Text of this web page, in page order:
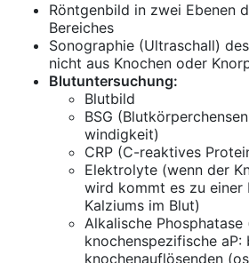
Röntgenbild in zwei Ebenen
Bereiches
Sonographie (Ultraschall)
nicht aus Knochen oder
Blutuntersuchung:
Blutbild
BSG
windigkeit)
CRP (C-reaktives
Elektrolyte (wenn der
wird kommt es zu einer
Kalziums im Blut)
Alkalische Phosphatase
knochenspezifische aP:
knochenauflösenden